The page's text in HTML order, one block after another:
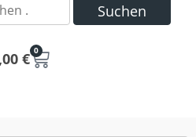
Suchen
€ 0